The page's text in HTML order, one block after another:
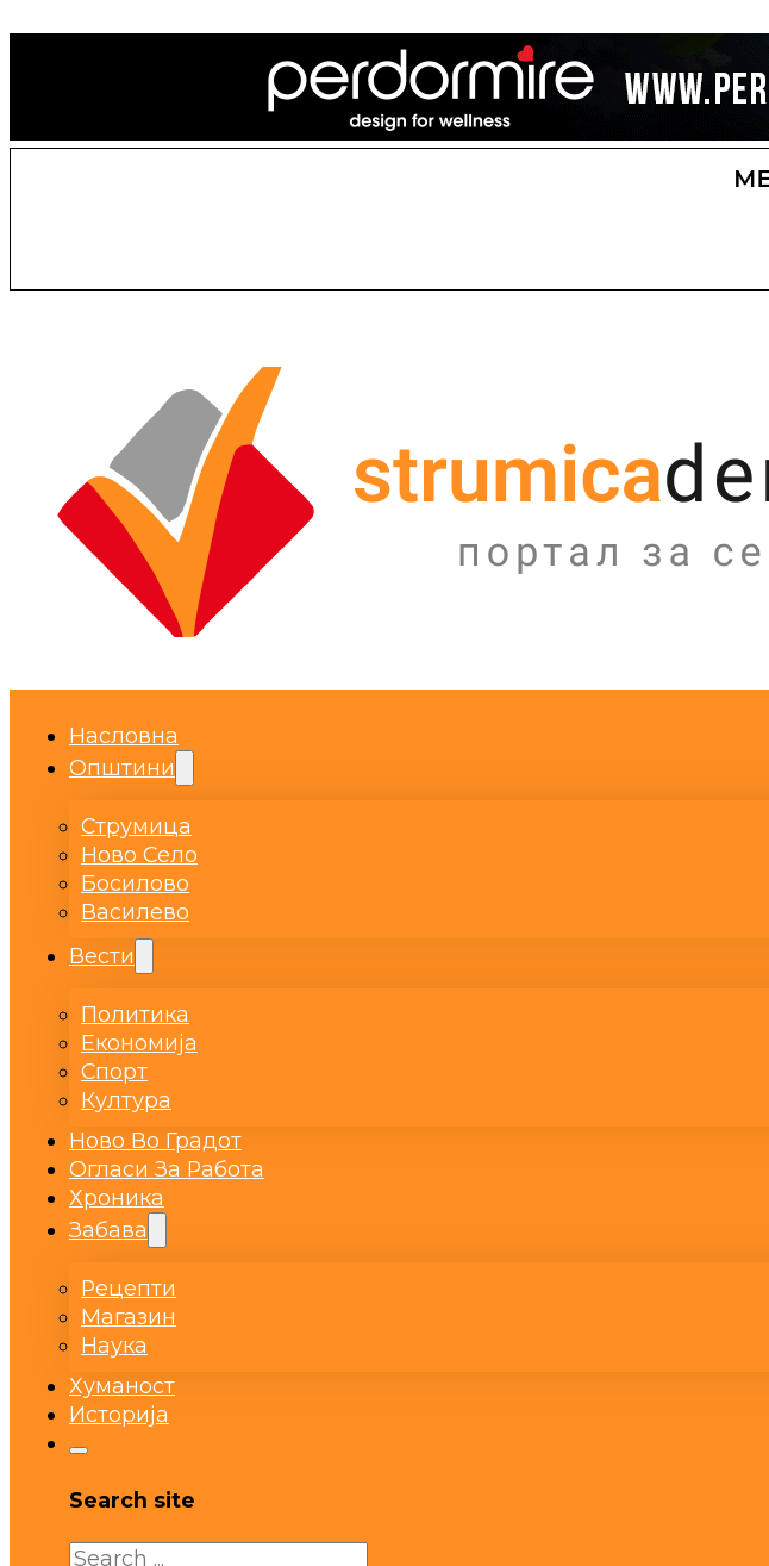
Насловна
Општини
Струмица
Ново Село
Босилово
Василево
Вести
Политика
Економија
Спорт
Култура
Ново Во Градот
Огласи За Работа
Хроника
Забава
Рецепти
Магазин
Наука
Хуманост
Историја
Search site
Search